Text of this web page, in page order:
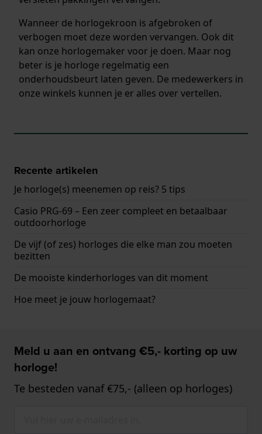
Wanneer de horlogekroon is afgebroken of
verbogen moet deze worden vervangen. Ook dit
kan onze horlogemaker voor je doen. Maar nog
beter is je horloge regelmatig een
onderhoudsbeurt laten geven. De medewerkers in
onze winkels kunnen je er alles over vertellen.
Recente artikelen
Je horloge(s) meenemen op reis? 5 tips
Casio PRG-69 – Een zeer compleet en betaalbaar
outdoorhorloge
De vijf (of zes) horloges die elke man zou moeten
bezitten
De mooiste kinderhorloges van dit moment
Hoe meet je jouw horlogemaat?
Meld u aan en ontvang €5,- korting op uw
horloge!
Te besteden vanaf €75,- (alleen op horloges)